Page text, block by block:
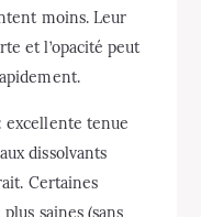
moins. Leur
et l’opacité peut
excellente tenue
dissolvants
Certaines
saines (sans